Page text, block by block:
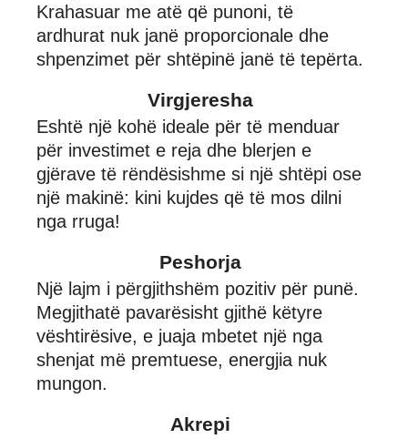
Krahasuar me atë që punoni, të
ardhurat nuk janë proporcionale dhe
shpenzimet për shtëpinë janë të tepërta.
Virgjeresha
Eshtë një kohë ideale për të menduar
për investimet e reja dhe blerjen e
gjërave të rëndësishme si një shtëpi ose
një makinë: kini kujdes që të mos dilni
nga rruga!
Peshorja
Një lajm i përgjithshëm pozitiv për punë.
Megjithatë pavarësisht gjithë këtyre
vështirësive, e juaja mbetet një nga
shenjat më premtuese, energjia nuk
mungon.
Akrepi